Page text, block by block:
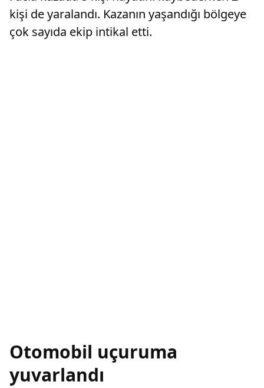
kişi de yaralandı. Kazanın yaşandığı bölgeye
çok sayıda ekip intikal etti.
Otomobil uçuruma
yuvarlandı